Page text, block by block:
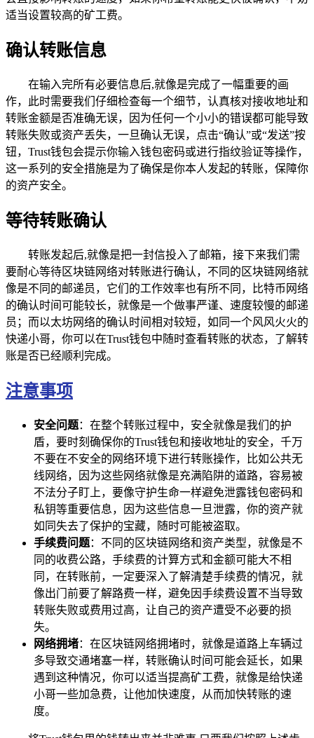
适当设置较高的矿工费。
确认转账信息
在输入完所有必要信息后,就像是完成了一幅重要的画
作，此时需要我们仔细检查每一个细节，认真核对接收地址和
转账金额是否准确无误，因为任何一个小小的错误都可能导致
转账失败或资产丢失，一旦确认无误，点击“确认”或“发送”按
钮，Trust钱包会提示你输入钱包密码或进行指纹验证等操作，
这一系列的安全措施是为了确保是你本人发起的转账，保障你
的资产安全。
等待转账确认
转账发起后,就像是把一封信投入了邮箱，接下来我们需
要耐心等待区块链网络对转账进行确认，不同的区块链网络就
像是不同的邮递员，它们的工作效率也有所不同，比特币网络
的确认时间可能较长，就像是一个做事严谨、速度较慢的邮递
员；而以太坊网络的确认时间相对较短，如同一个风风火火的
快递小哥，你可以在Trust钱包中随时查看转账的状态，了解转
账是否已经顺利完成。
注意事项
安全问题：在整个转账过程中，安全就像是我们的护
盾，要时刻确保你的Trust钱包和接收地址的安全，千万
不要在不安全的网络环境下进行转账操作，比如公共无
线网络，因为这些网络就像是充满陷阱的道路，容易被
不法分子盯上，要像守护生命一样避免泄露钱包密码和
私钥等重要信息，因为这些信息一旦泄露，你的资产就
如同失去了保护的宝藏，随时可能被盗取。
手续费问题：不同的区块链网络和资产类型，就像是不
同的收费公路，手续费的计算方式和金额可能大不相
同，在转账前，一定要深入了解清楚手续费的情况，就
像出门前要了解路费一样，避免因手续费设置不当导致
转账失败或费用过高，让自己的资产遭受不必要的损
失。
网络拥堵：在区块链网络拥堵时，就像是道路上车辆过
多导致交通堵塞一样，转账确认时间可能会延长，如果
遇到这种情况，你可以适当提高矿工费，就像是给快递
小哥一些加急费，让他加快速度，从而加快转账的速
度。